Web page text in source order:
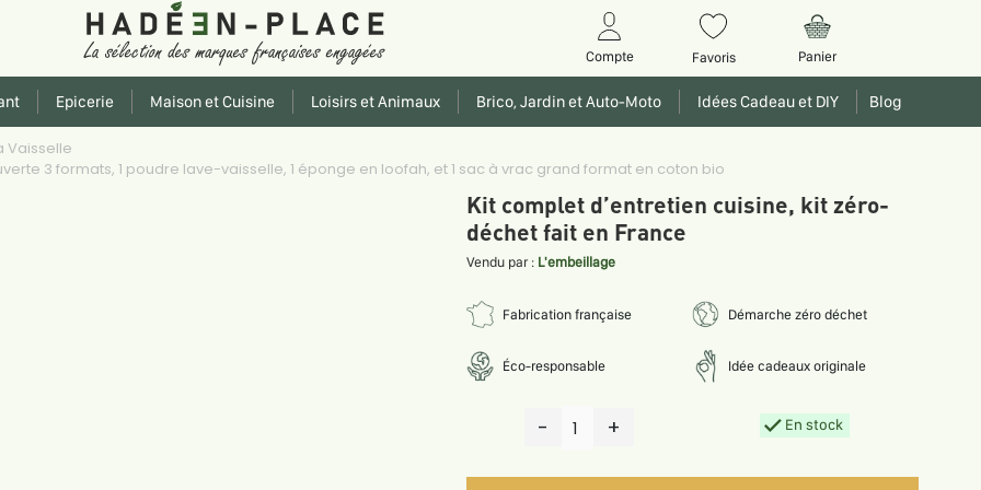
Compte Favoris Panier
Epicerie Maison et Cuisine Loisirs et Animaux Brico, Jardin et Auto-Moto Idées Cadeau et DIY Blog
Vaisselle
3 formats, 1 poudre lave-vaisselle, 1 éponge en loofah, et 1 sac à vrac grand format en coton bio
Kit complet d’entretien cuisine, kit zéro-
déchet fait en France
Vendu par : L'embeillage
Fabrication française Démarche zéro déchet
Éco-responsable Idée cadeaux originale
- 1 + En stock